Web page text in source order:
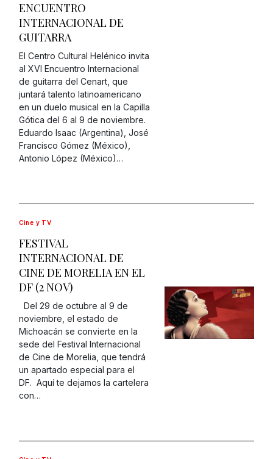
ENCUENTRO
INTERNACIONAL DE
GUITARRA
El Centro Cultural Helénico invita
al XVI Encuentro Internacional
de guitarra del Cenart, que
juntará talento latinoamericano
en un duelo musical en la Capilla
Gótica del 6 al 9 de noviembre.
Eduardo Isaac (Argentina), José
Francisco Gómez (México),
Antonio López (México)…
Cine y TV
FESTIVAL
INTERNACIONAL DE
CINE DE MORELIA EN EL
DF (2 NOV)
Del 29 de octubre al 9 de
noviembre, el estado de
Michoacán se convierte en la
sede del Festival Internacional
de Cine de Morelia, que tendrá
un apartado especial para el
DF. Aquí te dejamos la cartelera
con…